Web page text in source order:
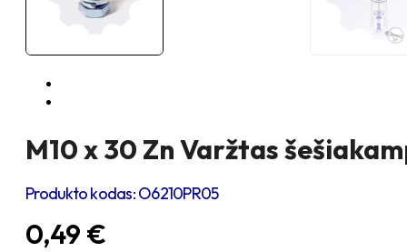
M10 x 30 Zn Varžtas
Produkto kodas:O6210PR05
0,49 €